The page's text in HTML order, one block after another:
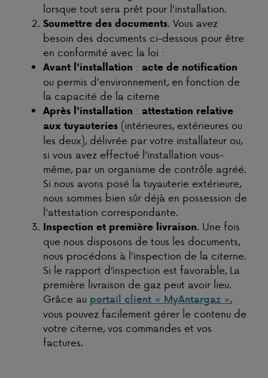
lorsque tout sera prêt pour l'installation.
Soumettre des documents. Vous avez
besoin des documents ci-dessous pour être
en conformité avec la loi :
Avant l'installation : acte de notification
ou permis d'environnement, en fonction de
la capacité de la citerne
Après l'installation : attestation relative
aux tuyauteries (intérieures, extérieures ou
les deux), délivrée par votre installateur ou,
si vous avez effectué l'installation vous-
même, par un organisme de contrôle agréé.
Si nous avons posé la tuyauterie extérieure,
nous sommes bien sûr déjà en possession de
l'attestation correspondante.
Inspection et première livraison. Une fois
que nous disposons de tous les documents,
nous procédons à l'inspection de la citerne.
Si le rapport d’inspection est favorable, La
première livraison de gaz peut avoir lieu.
Grâce au portail client « MyAntargaz »,
vous pouvez facilement gérer le contenu de
votre citerne, vos commandes et vos
factures.